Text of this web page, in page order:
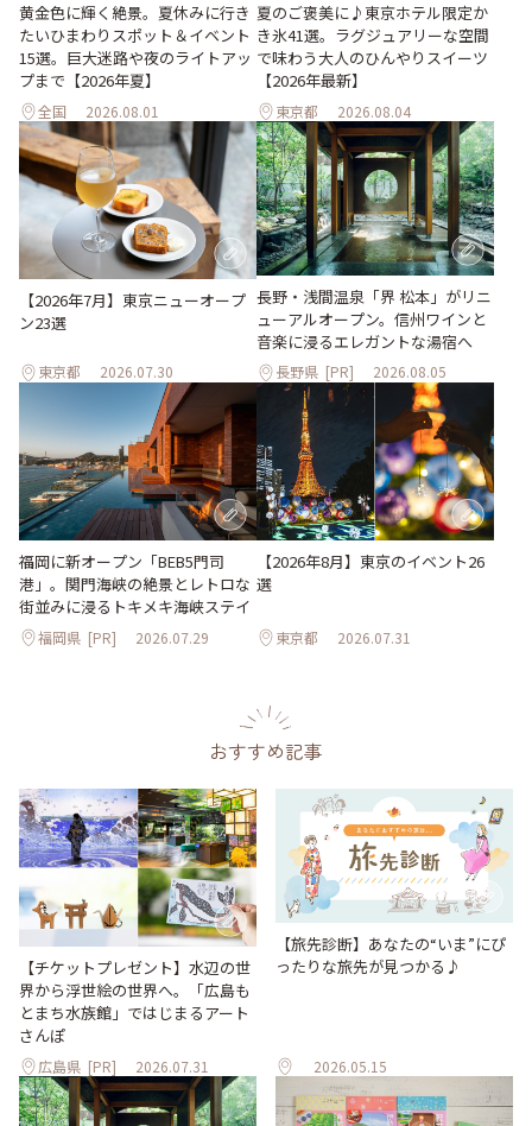
黄金色に輝く絶景。夏休みに行き
たいひまわりスポット＆イベント
15選。巨大迷路や夜のライトアッ
プまで【2026年夏】
全国 2026.08.01
夏のご褒美に♪東京ホテル限定か
き氷41選。ラグジュアリーな空間
で味わう大人のひんやりスイーツ
【2026年最新】
東京都 2026.08.04
【2026年7月】東京ニューオープ
ン23選
東京都 2026.07.30
長野・浅間温泉「界 松本」がリニ
ューアルオープン。信州ワインと
音楽に浸るエレガントな湯宿へ
長野県 [PR] 2026.08.05
福岡に新オープン「BEB5門司
港」。関門海峡の絶景とレトロな
街並みに浸るトキメキ海峡ステイ
福岡県 [PR] 2026.07.29
【2026年8月】東京のイベント26
選
東京都 2026.07.31
おすすめ記事
【チケットプレゼント】水辺の世
界から浮世絵の世界へ。「広島も
とまち水族館」ではじまるアート
さんぽ
広島県 [PR] 2026.07.31
【旅先診断】あなたの“いま”にぴ
ったりな旅先が見つかる♪
2026.05.15